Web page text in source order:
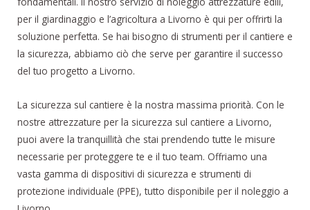
per il giardinaggio e l’agricoltura a Livorno è qui per offrirti la
soluzione perfetta. Se hai bisogno di strumenti per il cantiere e
la sicurezza, abbiamo ciò che serve per garantire il successo
del tuo progetto a Livorno.
La sicurezza sul cantiere è la nostra massima priorità. Con le
nostre attrezzature per la sicurezza sul cantiere a Livorno,
puoi avere la tranquillità che stai prendendo tutte le misure
necessarie per proteggere te e il tuo team. Offriamo una
vasta gamma di dispositivi di sicurezza e strumenti di
protezione individuale (PPE), tutto disponibile per il noleggio a